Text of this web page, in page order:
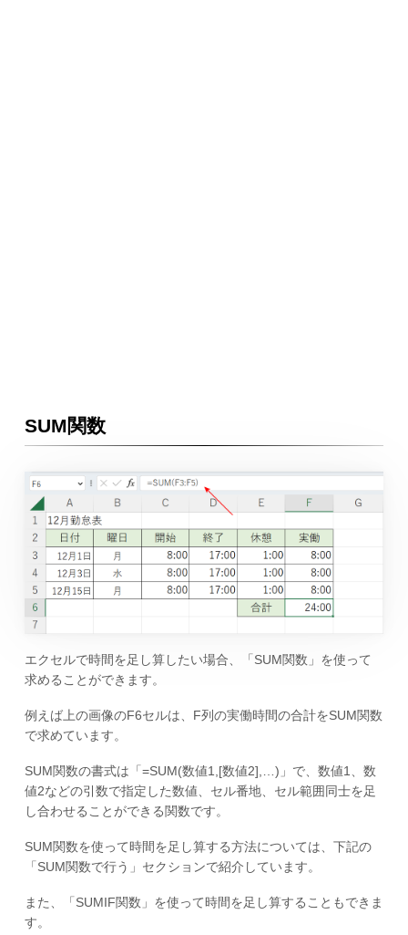
SUM関数
エクセルで時間を足し算したい場合、「SUM関数」を使って
求めることができます。
例えば上の画像のF6セルは、F列の実働時間の合計をSUM関数
で求めています。
SUM関数の書式は「=SUM(数値1,[数値2],…)」で、数値1、数
値2などの引数で指定した数値、セル番地、セル範囲同士を足
し合わせることができる関数です。
SUM関数を使って時間を足し算する方法については、下記の
「SUM関数で行う」セクションで紹介しています。
また、「SUMIF関数」を使って時間を足し算することもできま
す。